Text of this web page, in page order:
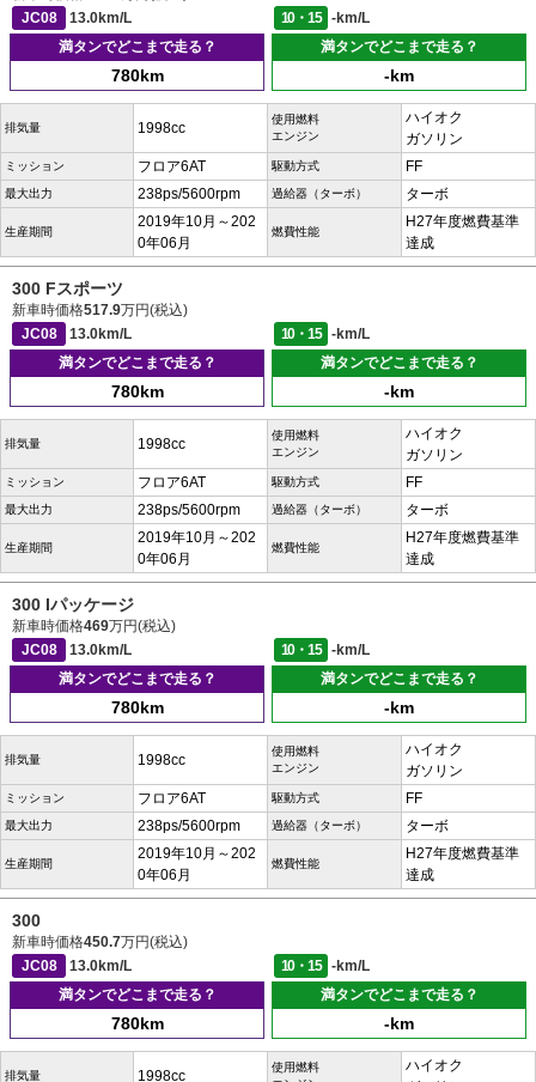
JC08
13.0km/L 10・15
-km/L
満タンでどこまで走る？
780km
満タンでどこまで走る？
-km
排気量 1998cc
使用燃料
エンジン
ハイオク
ガソリン
ミッション フロア6AT 駆動方式 FF
最大出力 238ps/5600rpm 過給器（ターボ） ターボ
生産期間
2019年10月～202
0年06月
燃費性能
H27年度燃費基準
達成
300 Fスポーツ
新車時価格517.9万円(税込)
JC08
13.0km/L 10・15
-km/L
満タンでどこまで走る？
780km
満タンでどこまで走る？
-km
排気量 1998cc
使用燃料
エンジン
ハイオク
ガソリン
ミッション フロア6AT 駆動方式 FF
最大出力 238ps/5600rpm 過給器（ターボ） ターボ
生産期間
2019年10月～202
0年06月
燃費性能
H27年度燃費基準
達成
300 Iパッケージ
新車時価格469万円(税込)
JC08
13.0km/L 10・15
-km/L
満タンでどこまで走る？
780km
満タンでどこまで走る？
-km
排気量 1998cc
使用燃料
エンジン
ハイオク
ガソリン
ミッション フロア6AT 駆動方式 FF
最大出力 238ps/5600rpm 過給器（ターボ） ターボ
生産期間
2019年10月～202
0年06月
燃費性能
H27年度燃費基準
達成
300
新車時価格450.7万円(税込)
JC08
13.0km/L 10・15
-km/L
満タンでどこまで走る？
780km
満タンでどこまで走る？
-km
排気量 1998cc
使用燃料
ハイオク